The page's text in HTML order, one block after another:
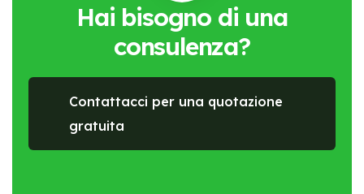
Hai bisogno di una
consulenza?
Contattacci per una quotazione
gratuita